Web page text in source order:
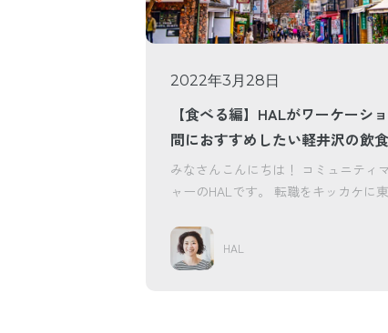
2022年3月28日
【食べる編】HALがワーケーシ
間におすすめしたい軽井沢の飲
みなさんこんにちは！ コミュニティ
ャーのHALです。 転職をキッカケに
HAL